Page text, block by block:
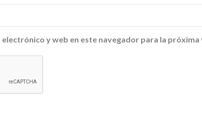
y web en este navegador para la próxima